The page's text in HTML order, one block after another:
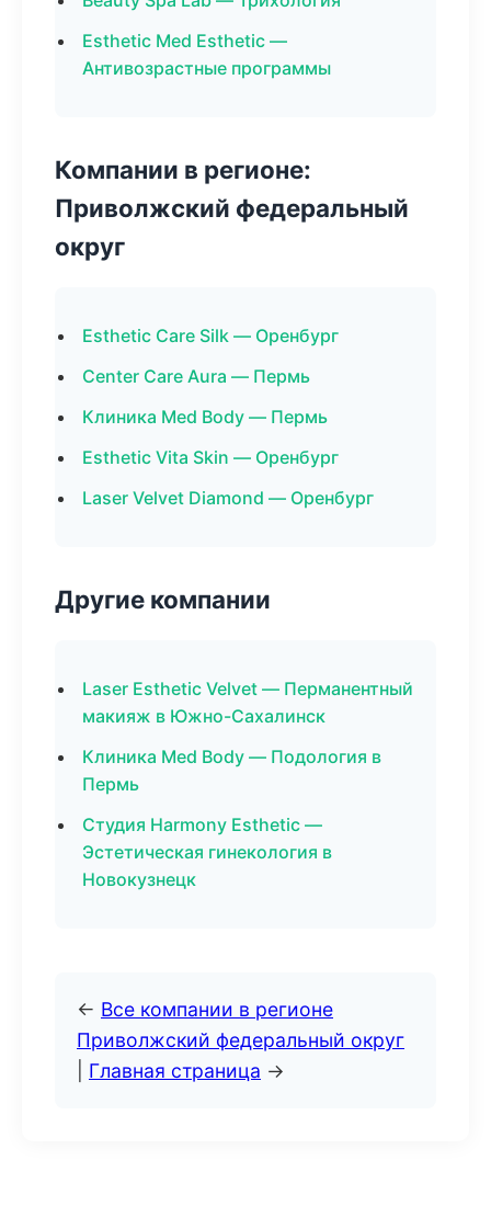
Esthetic Med Esthetic —
Антивозрастные программы
Компании в регионе:
Приволжский федеральный
округ
Esthetic Care Silk — Оренбург
Center Care Aura — Пермь
Клиника Med Body — Пермь
Esthetic Vita Skin — Оренбург
Laser Velvet Diamond — Оренбург
Другие компании
Laser Esthetic Velvet — Перманентный
макияж в Южно-Сахалинск
Клиника Med Body — Подология в
Пермь
Студия Harmony Esthetic —
Эстетическая гинекология в
Новокузнецк
← Все компании в регионе
Приволжский федеральный округ
Главная страница →